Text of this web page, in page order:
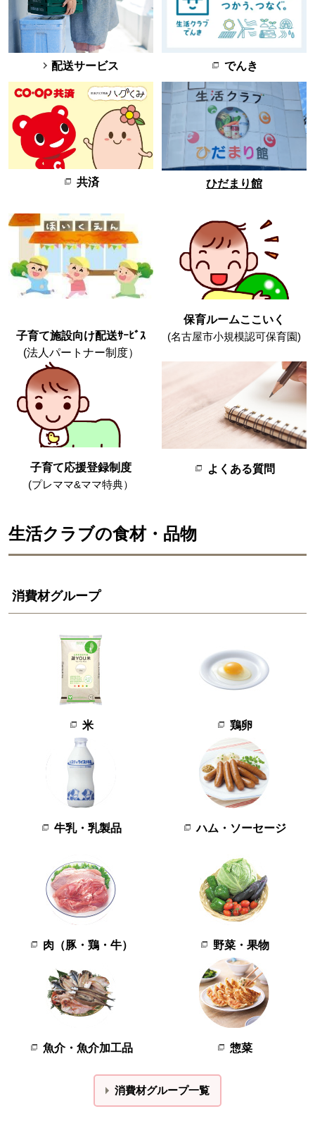
配送サービス でんき
共済 ひだまり館
子育て施設向け配送ｻｰﾋﾞｽ
(法人パートナー制度）
保育ルームここいく
(名古屋市小規模認可保育園)
子育て応援登録制度
(プレママ&ママ特典）
よくある質問
生活クラブの食材・品物
消費材グループ
米 鶏卵
牛乳・乳製品 ハム・ソーセージ
肉（豚・鶏・牛） 野菜・果物
魚介・魚介加工品 惣菜
消費材グループ一覧